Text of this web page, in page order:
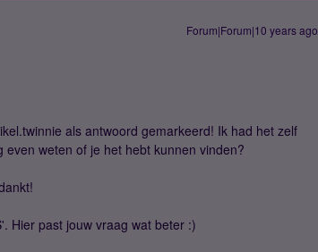
Forum|Forum|10 years ago
als antwoord gemarkeerd! Ik had het zelf
weten of je het hebt kunnen vinden?
Hier past jouw vraag wat beter :)